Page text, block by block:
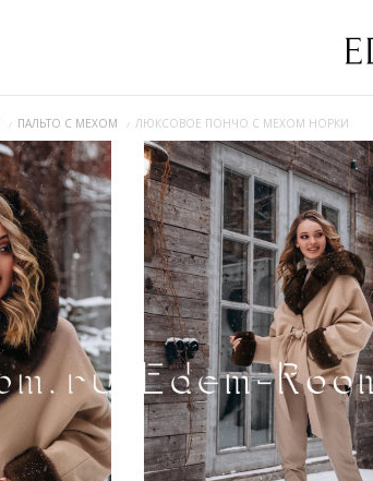
ПАЛЬТО С МЕХОМ ЛЮКСОВОЕ ПОНЧО С МЕХОМ НОРКИ